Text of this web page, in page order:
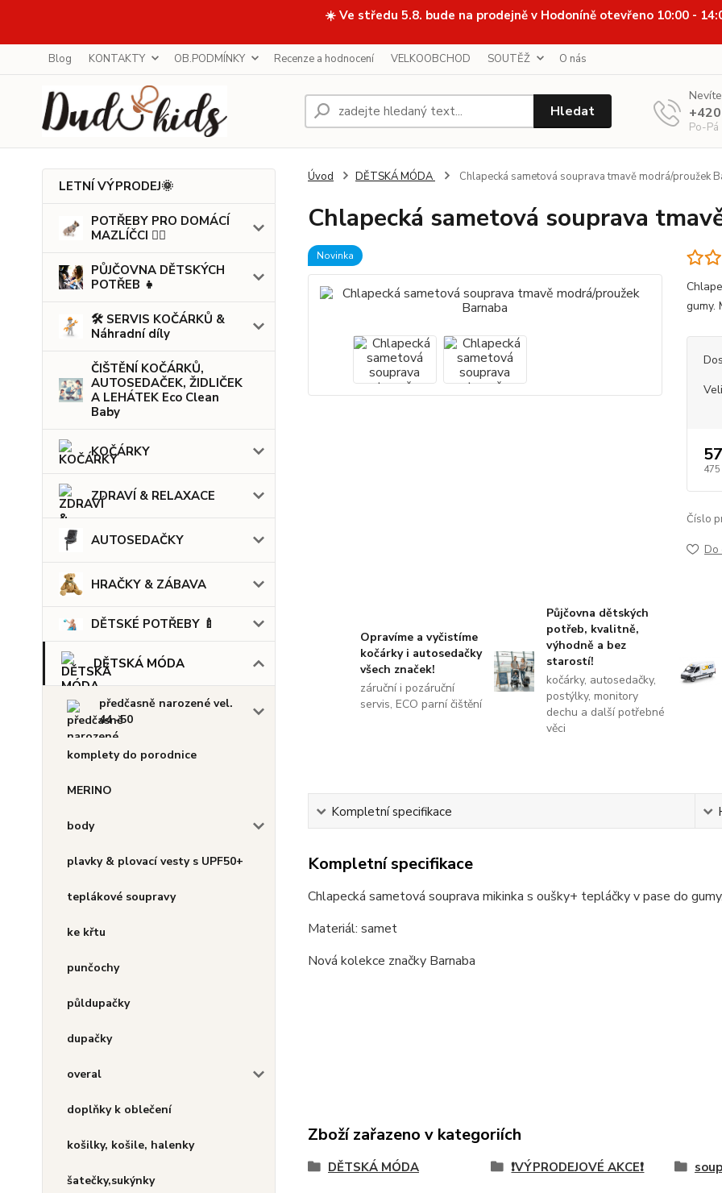
☀️ Ve středu 5.8. bude na prodejně v Hodoníně otevřeno 10:00 -
Blog KONTAKTY OB.PODMÍNKY Recenze a hodnocení VELKOOBCHOD SOUTĚŽ O nás
Hledat
Po-
LETNÍ VÝPRODEJ🌞
POTŘEBY PRO DOMÁCÍ
MAZLÍČCI 🐕‍🦺
PŮJČOVNA DĚTSKÝCH
POTŘEB 👧
🛠️ SERVIS KOČÁRKŮ &
Náhradní díly
ČIŠTĚNÍ KOČÁRKŮ,
AUTOSEDAČEK, ŽIDLIČEK
A LEHÁTEK Eco Clean
Baby
KOČÁRKY
ZDRAVÍ & RELAXACE
AUTOSEDAČKY
HRAČKY & ZÁBAVA
DĚTSKÉ POTŘEBY 🍼
DĚTSKÁ MÓDA
předčasně narozené vel.
44 -50
komplety do porodnice
MERINO
body
plavky & plovací vesty s UPF50+
teplákové soupravy
ke křtu
punčochy
půldupačky
dupačky
overal
doplňky k oblečení
košilky, košile, halenky
šatečky,sukýnky
Úvod DĚTSKÁ MÓDA Chlapecká sametová souprava tmavě modrá/proužek
Chlapecká sametová souprava
Novinka
475
Číslo
Do
Opravíme a vyčistíme
kočárky i autosedačky
všech značek!
záruční i pozáruční
servis, ECO parní čištění
Půjčovna dětských
potřeb, kvalitně,
výhodně a bez
starostí!
kočárky, autosedačky,
postýlky, monitory
dechu a další potřebné
věci
Kompletní specifikace
Kompletní specifikace
Chlapecká sametová souprava mikinka s oušky+ tepláčky v pase do
Materiál: samet
Nová kolekce značky Barnaba
Zboží zařazeno v kategoriích
DĚTSKÁ MÓDA ❗VÝPRODEJOVÉ AKCE❗